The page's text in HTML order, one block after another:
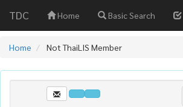
TDC Home Basic Search
Home Not ThaiLIS Member